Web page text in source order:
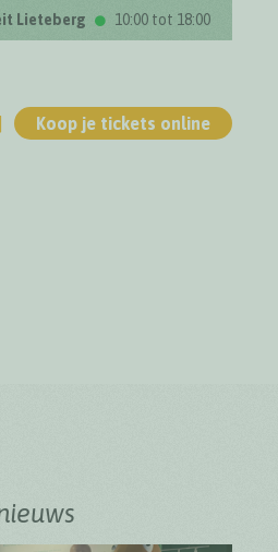
Lieteberg 10:00 tot 18:00
Koop je tickets online